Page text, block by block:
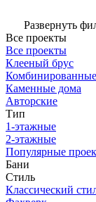
Развернуть
Все проекты
Все проекты
Клееный брус
Комбинированные
Каменные дома
Авторские
Тип
1-этажные
2-этажные
Популярные
Бани
Стиль
Классический